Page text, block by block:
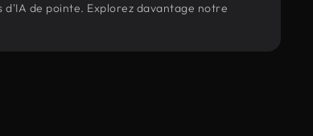
d'IA de pointe. Explorez davantage notre